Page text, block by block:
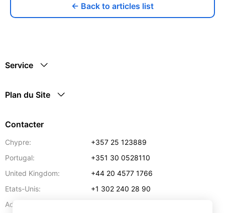
← Back to articles list
Service
Plan du Site
Contacter
Chypre:
+357 25 123889
Portugal:
+351 30 0528110
United Kingdom:
+44 20 4577 1766
Etats-Unis:
+1 302 240 28 90
Adresse: